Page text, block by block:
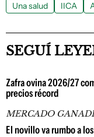
Una salud
IICA
SEGUÍ
Zafra ovina 2026/27
precios récord
MERCADO
El novillo va rumbo a